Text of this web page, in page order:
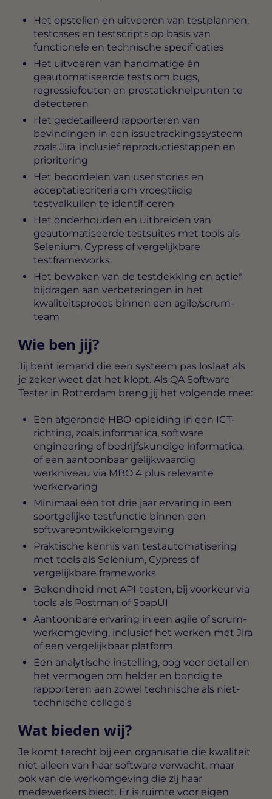
Het opstellen en uitvoeren van testplannen,
testcases en testscripts op basis van
functionele en technische specificaties
Het uitvoeren van handmatige én
geautomatiseerde tests om bugs,
regressiefouten en prestatieknelpunten te
detecteren
Het gedetailleerd rapporteren van
bevindingen in een issuetrackingssysteem
zoals Jira, inclusief reproductiestappen en
prioritering
Het beoordelen van user stories en
acceptatiecriteria om vroegtijdig
testvalkuilen te identificeren
Het onderhouden en uitbreiden van
geautomatiseerde testsuites met tools als
Selenium, Cypress of vergelijkbare
testframeworks
Het bewaken van de testdekking en actief
bijdragen aan verbeteringen in het
kwaliteitsproces binnen een agile/scrum-
team
Wie ben jij?
Jij bent iemand die een systeem pas loslaat als
je zeker weet dat het klopt. Als QA Software
Tester in Rotterdam breng jij het volgende mee:
Een afgeronde HBO-opleiding in een ICT-
richting, zoals informatica, software
engineering of bedrijfskundige informatica,
of een aantoonbaar gelijkwaardig
werkniveau via MBO 4 plus relevante
werkervaring
Minimaal één tot drie jaar ervaring in een
soortgelijke testfunctie binnen een
softwareontwikkelomgeving
Praktische kennis van testautomatisering
met tools als Selenium, Cypress of
vergelijkbare frameworks
Bekendheid met API-testen, bij voorkeur via
tools als Postman of SoapUI
Aantoonbare ervaring in een agile of scrum-
werkomgeving, inclusief het werken met Jira
of een vergelijkbaar platform
Een analytische instelling, oog voor detail en
het vermogen om helder en bondig te
rapporteren aan zowel technische als niet-
technische collega’s
Wat bieden wij?
Je komt terecht bij een organisatie die kwaliteit
niet alleen van haar software verwacht, maar
ook van de werkomgeving die zij haar
medewerkers biedt. Er is ruimte voor eigen